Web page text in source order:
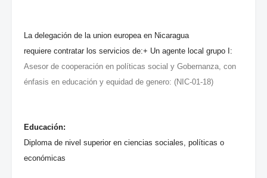
La delegación de la union europea en Nicaragua
requiere contratar los servicios de:+ Un agente local grupo I:
Asesor de cooperación en políticas social y Gobernanza, con
énfasis en educación y equidad de genero: (NIC-01-18)
Educación:
Diploma de nivel superior en ciencias sociales, políticas o
económicas